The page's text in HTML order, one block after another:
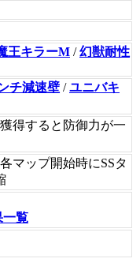
王キラーM /幻獣耐性
チ減速壁 /ユニバキ
得すると防御力が一
マップ開始時にSSタ
一覧